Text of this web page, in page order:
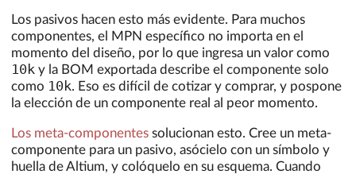
Los pasivos hacen esto más evidente. Para muchos
componentes, el MPN específico no importa en el
momento del diseño, por lo que ingresa un valor como
10k y la BOM exportada describe el componente solo
como 10k. Eso es difícil de cotizar y comprar, y pospone
la elección de un componente real al peor momento.
Los meta-componentes solucionan esto. Cree un meta-
componente para un pasivo, asócielo con un símbolo y
huella de Altium, y colóquelo en su esquema. Cuando